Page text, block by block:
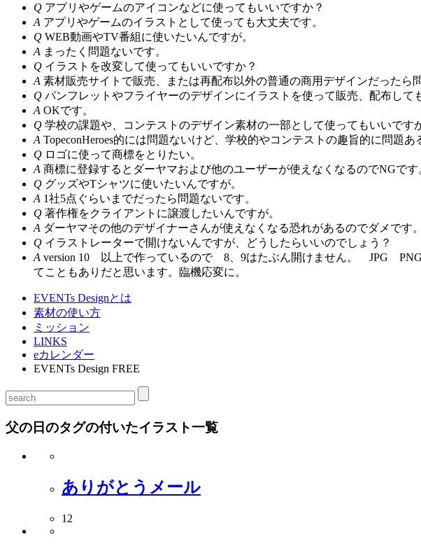
Q アプリやゲームのアイコンなどに使ってもいいですか？
A アプリやゲームのイラストとして使っても大丈夫です。
Q WEB動画やTV番組に使いたいんですが。
A まったく問題ないです。
Q イラストを改変して使ってもいいですか？
A 素材販売サイトで販売、または再配布以外の普通の商用デザインだったら
Q パンフレットやフライヤーのデザインにイラストを使って販売、配布して
A OKです。
Q 学校の課題や、コンテストのデザイン素材の一部として使ってもいいです
A TopeconHeroes的には問題ないけど、学校的やコンテストの趣旨的に問題あ
Q ロゴに使って商標をとりたい。
A 商標に登録するとダーヤマおよび他のユーザーが使えなくなるのでNGで
Q グッズやTシャツに使いたいんですが。
A 1社5点ぐらいまでだったら問題ないです。
Q 著作権をクライアントに譲渡したいんですが。
A ダーヤマその他のデザイナーさんが使えなくなる恐れがあるのでダメです。
Q イラストレーターで開けないんですが、どうしたらいいのでしょう？
A version 10 以上で作っているので 8、9はたぶん開けません。 JPG PNG
てこともありだと思います。臨機応変に。
EVENTs Designとは
素材の使い方
ミッション
LINKS
eカレンダー
EVENTs Design FREE
父の日のタグの付いたイラスト一覧
ありがとうメール
12